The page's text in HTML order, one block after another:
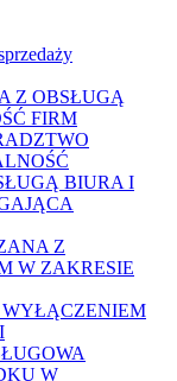
Z OBSŁUGĄ
FIRM
BIURA I
Z
W ZAKRESIE
W